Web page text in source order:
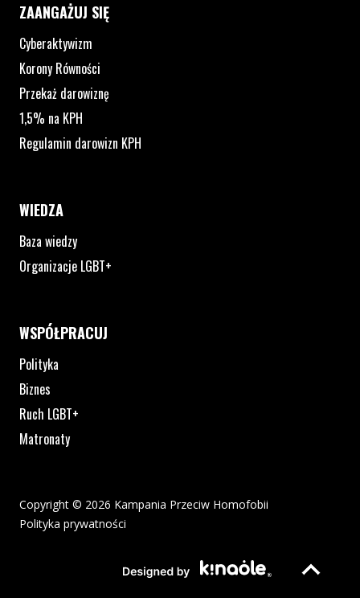
ZAANGAŻUJ SIĘ
Cyberaktywizm
Korony Równości
Przekaż darowiznę
1,5% na KPH
Regulamin darowizn KPH
WIEDZA
Baza wiedzy
Organizacje LGBT+
WSPÓŁPRACUJ
Polityka
Biznes
Ruch LGBT+
Matronaty
Copyright © 2026 Kampania Przeciw Homofobii
Polityka prywatności
Strona otwiera